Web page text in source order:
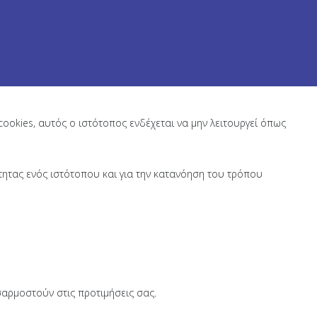
αυτός ο ιστότοπος ενδέχεται να μην λειτουργεί όπως
ενός ιστότοπου και για την κατανόηση του τρόπου
στις προτιμήσεις σας.